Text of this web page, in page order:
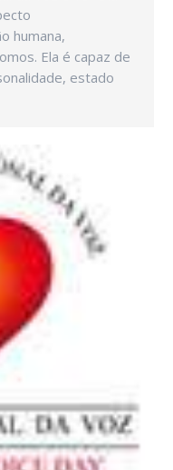
humana,
Ela é capaz de
estado